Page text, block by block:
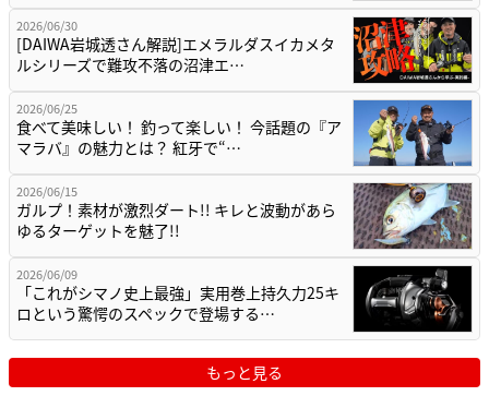
2026/06/30
[DAIWA岩城透さん解説]エメラルダスイカメタ
ルシリーズで難攻不落の沼津エ…
2026/06/25
食べて美味しい！ 釣って楽しい！ 今話題の『ア
マラバ』の魅力とは？ 紅牙で“…
2026/06/15
ガルプ！素材が激烈ダート!! キレと波動があら
ゆるターゲットを魅了!!
2026/06/09
「これがシマノ史上最強」実用巻上持久力25キ
ロという驚愕のスペックで登場する…
もっと見る